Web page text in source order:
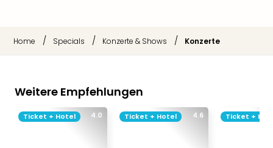
Home / Specials / Konzerte & Shows / Konzerte
Weitere Empfehlungen
4.0
Ticket + Hotel 4.6
Ticket + Hotel Ticket +